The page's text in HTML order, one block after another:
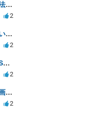
SNSでの誹謗中傷と金銭トラブル、法的対応の相談
2
無断で動画を撮影され、削除させたいが連絡が返ってこない。
2
当方の腹いせで相手方の個人情報をSNSで晒してしまい名誉毀損させてしまったかもしれない
2
ホームページ制作における使用した画像や文章の著作権について
2